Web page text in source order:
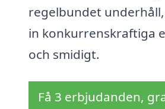
regelbundet
in konkurrenskraftiga
och smidigt.
Få 3 erbjudanden,